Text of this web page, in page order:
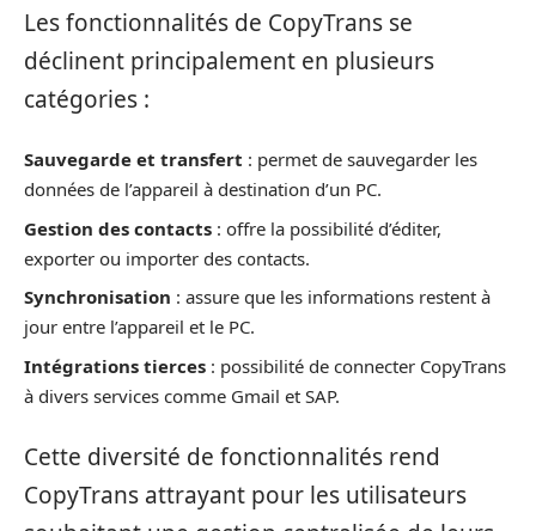
Les fonctionnalités de CopyTrans se
déclinent principalement en plusieurs
catégories :
Sauvegarde et transfert : permet de sauvegarder les
données de l’appareil à destination d’un PC.
Gestion des contacts : offre la possibilité d’éditer,
exporter ou importer des contacts.
Synchronisation : assure que les informations restent à
jour entre l’appareil et le PC.
Intégrations tierces : possibilité de connecter CopyTrans
à divers services comme Gmail et SAP.
Cette diversité de fonctionnalités rend
CopyTrans attrayant pour les utilisateurs